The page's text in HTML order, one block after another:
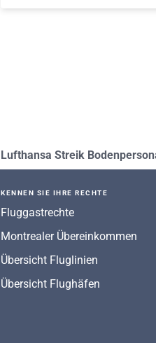
Lufthansa Streik
KENNEN SIE IHRE RECHTE
Fluggastrechte
Montrealer Übereinkommen
Übersicht Fluglinien
Übersicht Flughäfen